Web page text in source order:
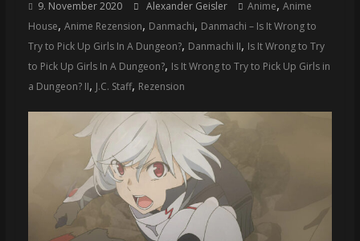
9. November 2020 Alexander Geisler Anime, Anime
House, Anime Rezension, Danmachi, Danmachi – Is It Wrong to
Try to Pick Up Girls In A Dungeon?, Danmachi II, Is It Wrong to Try
to Pick Up Girls In A Dungeon?, Is It Wrong to Try to Pick Up Girls in
a Dungeon? II, J.C. Staff, Rezension